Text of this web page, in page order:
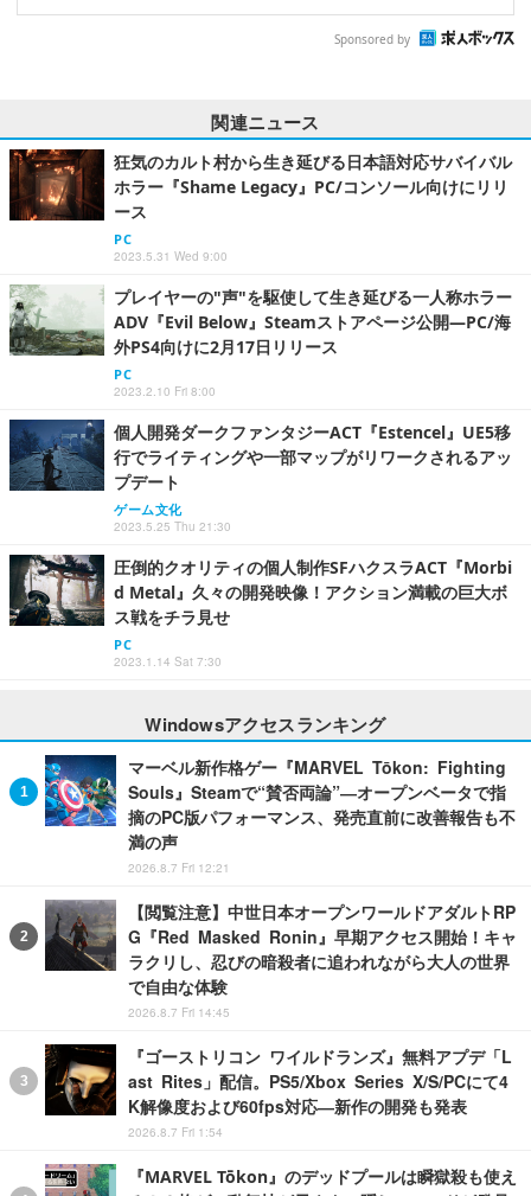
Sponsored by
関連ニュース
狂気のカルト村から生き延びる日本語対応サバイバル
ホラー『Shame Legacy』PC/コンソール向けにリリ
ース
PC
2023.5.31 Wed 9:00
プレイヤーの"声"を駆使して生き延びる一人称ホラー
ADV『Evil Below』Steamストアページ公開―PC/海
外PS4向けに2月17日リリース
PC
2023.2.10 Fri 8:00
個人開発ダークファンタジーACT『Estencel』UE5移
行でライティングや一部マップがリワークされるアッ
プデート
ゲーム文化
2023.5.25 Thu 21:30
圧倒的クオリティの個人制作SFハクスラACT『Morbi
d Metal』久々の開発映像！アクション満載の巨大ボ
ス戦をチラ見せ
PC
2023.1.14 Sat 7:30
Windowsアクセスランキング
マーベル新作格ゲー『MARVEL Tōkon: Fighting
Souls』Steamで“賛否両論”―オープンベータで指
摘のPC版パフォーマンス、発売直前に改善報告も不
満の声
2026.8.7 Fri 12:21
【閲覧注意】中世日本オープンワールドアダルトRP
G『Red Masked Ronin』早期アクセス開始！キャ
ラクリし、忍びの暗殺者に追われながら大人の世界
で自由な体験
2026.8.7 Fri 14:45
『ゴーストリコン ワイルドランズ』無料アプデ「L
ast Rites」配信。PS5/Xbox Series X/S/PCにて4
K解像度および60fps対応―新作の開発も発表
2026.8.7 Fri 1:54
『MARVEL Tōkon』のデッドプールは瞬獄殺も使え